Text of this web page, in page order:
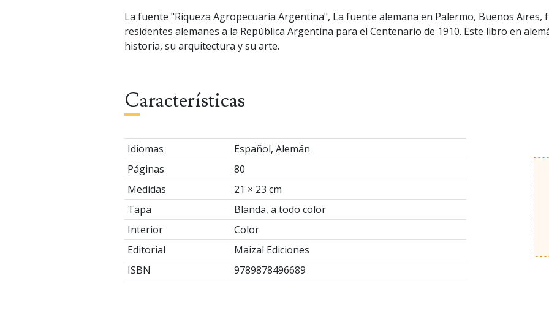
La fuente "Riqueza Agropecuaria Argentina", La fuente alemana en Palermo, Buenos Aires,
residentes alemanes a la República Argentina para el Centenario de 1910. Este libro en
historia, su arquitectura y su arte.
Características
Idiomas
Español, Alemán
Páginas
80
Medidas
21 × 23 cm
Tapa
Blanda, a todo color
Interior
Color
Editorial
Maizal Ediciones
ISBN
9789878496689